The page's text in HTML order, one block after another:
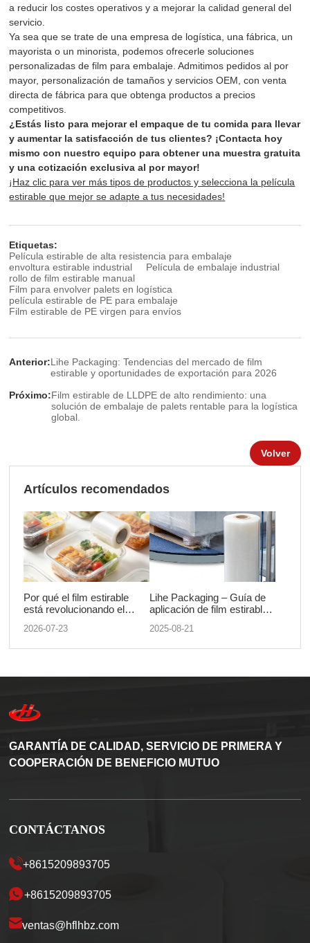
a reducir los costes operativos y a mejorar la calidad general del
servicio.
Ya sea que se trate de una empresa de logística, una fábrica, un
mayorista o un minorista, podemos ofrecerle soluciones
personalizadas de film para embalaje. Admitimos pedidos al por
mayor, personalización de tamaños y servicios OEM, con venta
directa de fábrica para que obtenga productos a precios
competitivos.
¿Estás listo para mejorar el empaque de tu comida para llevar
y aumentar la satisfacción de tus clientes? ¡Contacta hoy
mismo con nuestro equipo para obtener una muestra gratuita
y una cotización exclusiva al por mayor!
¡Haz clic para ver más tipos de productos y selecciona la película
estirable que mejor se adapte a tus necesidades!
Etiquetas:
Película estirable de alta resistencia para embalaje
envoltura estirable industrial
Película de embalaje industrial
rollo de film estirable manual
Film para envolver palets en logística
película estirable de PE para embalaje
Film estirable de PE virgen para envíos
Anterior:Lihe Packaging: Tendencias del mercado de film
estirable y oportunidades de exportación para 2026
Próximo:Film estirable de LLDPE de alto rendimiento: una
solución de embalaje de palets rentable para la logística
global.
Volver
Artículos recomendados
Por qué el film estirable
está revolucionando el
alimentos moderna.
2026-07-23
Lihe Packaging – Guía de
aplicación de film estirable
2025-08-21
GARANTÍA DE CALIDAD, SERVICIO DE PRIMERA Y
COOPERACIÓN DE BENEFICIO MUTUO
CONTÁCTANOS
+8615209893705
+8615209893705
ventas@hflhbz.com